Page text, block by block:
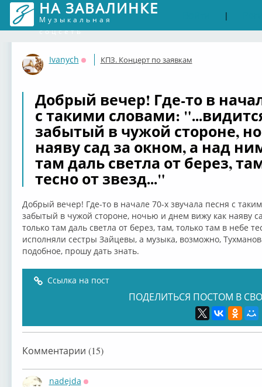
НА ЗАВАЛИНКЕ
Музыкальная
соцсеть
|
Ivanych
Оффлайн
КПЗ. Концерт по заявкам
Добрый вечер! Где-то в
с такими словами:
забытый в чужой стороне,
наяву сад за окном, а над
там даль светла от берез,
тесно от звезд..."
Добрый вечер! Где-то в начале 70-х звучала песня с
забытый в чужой стороне, ночью и днем вижу как наяву
только там даль светла от берез, там, только там в небе
исполняли сестры Зайцевы, а музыка, возможно,
подобное, прошу дать знать.
Ссылка на пост
ПОДЕЛИТЬСЯ ПОСТОМ В
Комментарии (15)
nadejda